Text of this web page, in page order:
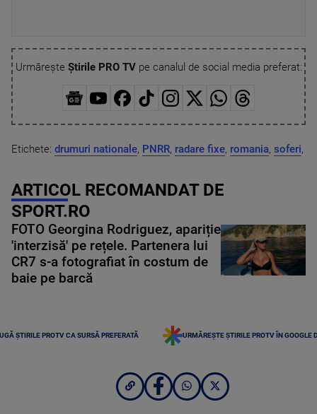
Urmărește Știrile PRO TVpe canalul de social media preferat:
Etichete: drumuri nationale, PNRR, radare fixe, romania, soferi,
ARTICOL RECOMANDAT DE
SPORT.RO
FOTO Georgina Rodriguez, apariție
'interzisă' pe rețele. Partenera lui
CR7 s-a fotografiat în costum de
baie pe barcă
ȘTIRILE PROTV CA SURSĂ PREFERATĂ URMĂREȘTE ȘTIRILE PROTV ÎN GOOGLE